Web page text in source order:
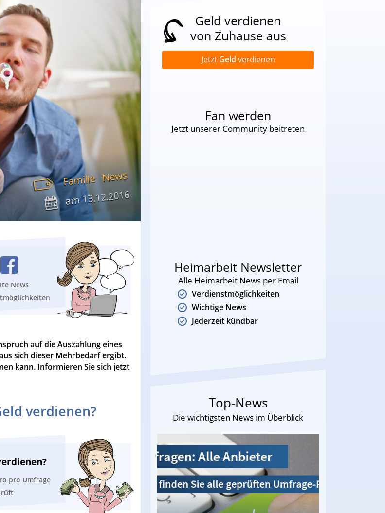
Familie News
am13.12.2016
News
auf die Auszahlung eines
sich dieser Mehrbedarf ergibt.
kann. Informieren Sie sich jetzt
verdienen?
pro Umfrage
Geld verdienen
von Zuhause aus
Jetzt Geld verdienen
Fan werden
Jetzt unserer Community beitreten
Heimarbeit Newsletter
Alle Heimarbeit News per Email
Verdienstmöglichkeiten
Wichtige News
Jederzeit kündbar
Top-News
Die wichtigsten News im Überblick